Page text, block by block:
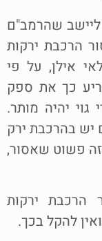
שהרמב"ם
הרכבת ירקות
אילן, על פי
כך את ספק
גוי יהיה מותר.
יש בהרכבת ירק
פשוט שאסור,
הרכבת ירקות
להקל בכך.